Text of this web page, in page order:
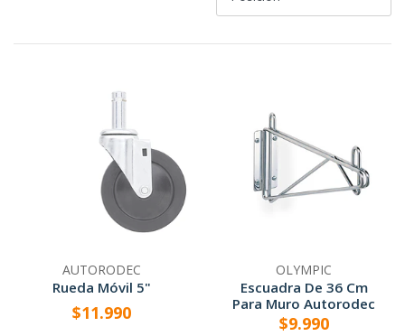
AUTORODEC
Rueda Móvil 5"
$11.990
OLYMPIC
Escuadra De 36 Cm
Para Muro Autorodec
$9.990